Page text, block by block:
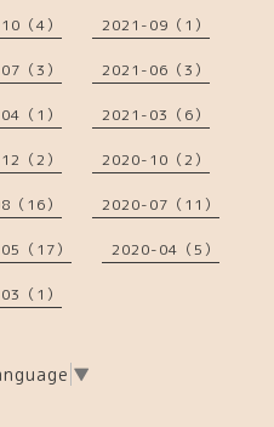
（4） 2021-09（1）
（3） 2021-06（3）
（1） 2021-03（6）
（2） 2020-10（2）
16） 2020-07（11）
（17） 2020-04（5）
（1）
▼